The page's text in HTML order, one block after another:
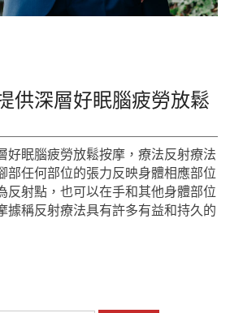
供深層好眠腦疲勞放鬆
好眠腦疲勞放鬆按摩，療法反射療法
部任何部位的張力反映身體相應部位
反射點，也可以在手和其他身體部位
據稱反射療法具有許多有益和持久的